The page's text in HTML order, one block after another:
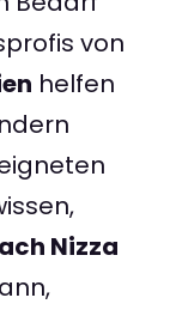
von
helfen
Nizza